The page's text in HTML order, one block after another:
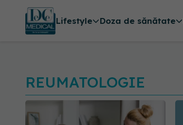
Lifestyle Doza de sănătate
REUMATOLOGIE